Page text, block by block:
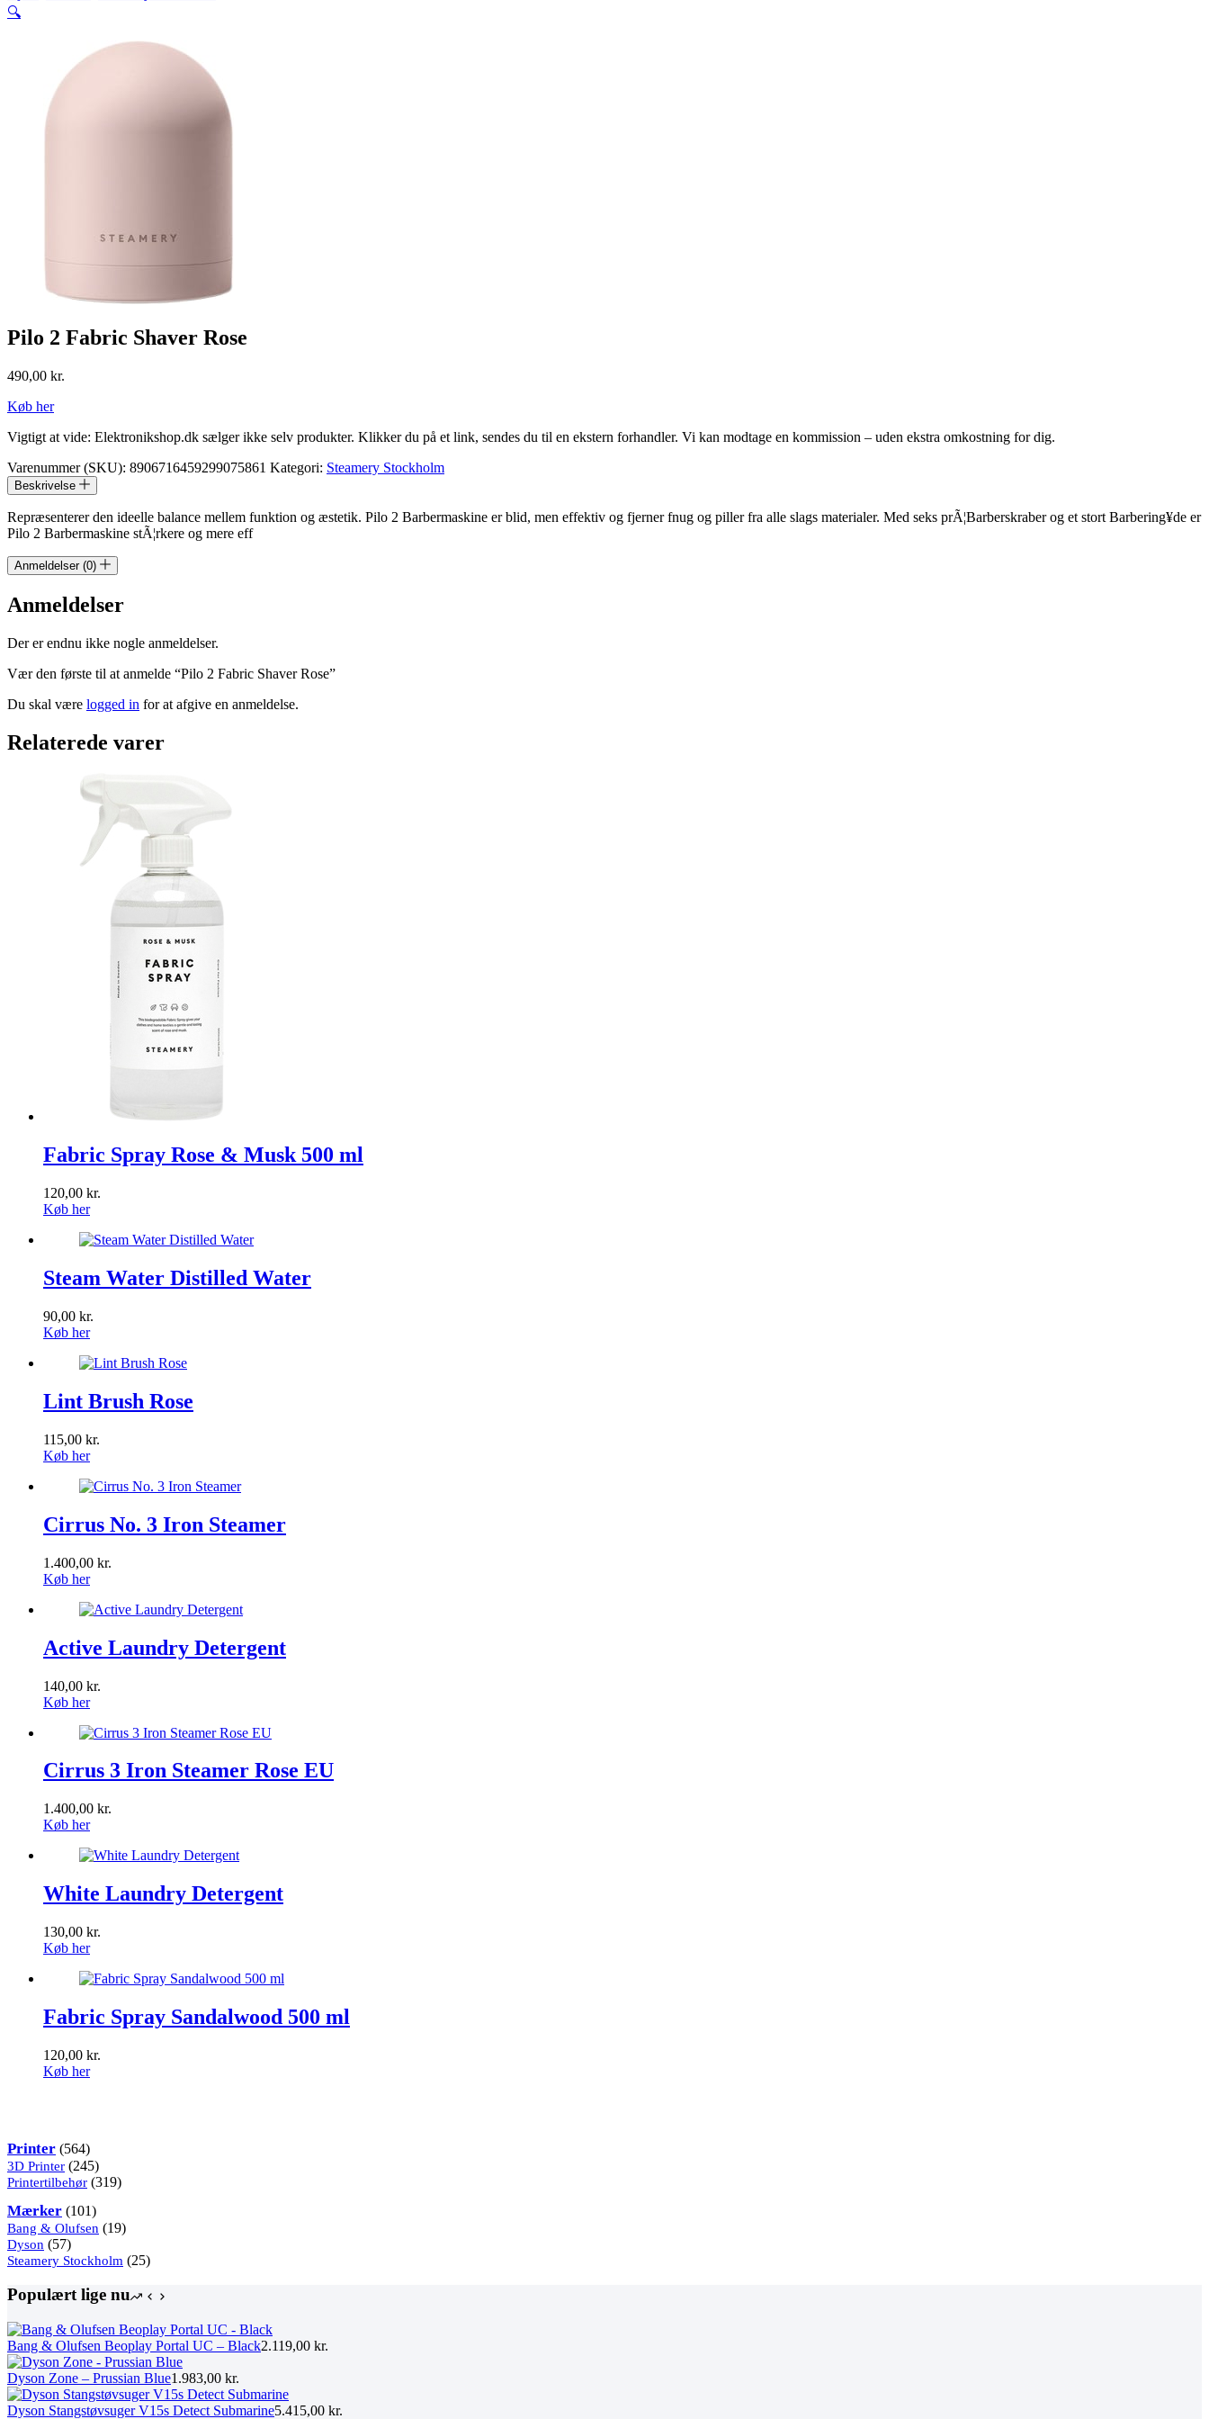
🔍
Pilo 2 Fabric Shaver Rose
490,00 kr.
Køb her
Vigtigt at vide: Elektronikshop.dk sælger ikke selv produkter. Klikker du på et link, sendes du til en ekstern forhandler. Vi kan modtage en kommission – uden ekstra omkostning for dig.
Varenummer (SKU): 8906716459299075861 Kategori: Steamery Stockholm
Beskrivelse
Repræsenterer den ideelle balance mellem funktion og æstetik. Pilo 2 Barbermaskine er blid, men effektiv og fjerner fnug og piller fra alle slags materialer. Med seks prÃ¦Barberskraber og et stort Barbering¥de er
Pilo 2 Barbermaskine stÃ¦rkere og mere eff
Anmeldelser (0)
Anmeldelser
Der er endnu ikke nogle anmeldelser.
Vær den første til at anmelde “Pilo 2 Fabric Shaver Rose”
Du skal være logged in for at afgive en anmeldelse.
Relaterede varer
Fabric Spray Rose & Musk 500 ml
120,00 kr.
Køb her
Steam Water Distilled Water
90,00 kr.
Køb her
Lint Brush Rose
115,00 kr.
Køb her
Cirrus No. 3 Iron Steamer
1.400,00 kr.
Køb her
Active Laundry Detergent
140,00 kr.
Køb her
Cirrus 3 Iron Steamer Rose EU
1.400,00 kr.
Køb her
White Laundry Detergent
130,00 kr.
Køb her
Fabric Spray Sandalwood 500 ml
120,00 kr.
Køb her
Printer 564564
varer
3D Printer 245245
varer
Printertilbehør 319319
Mærker 101101
varer
Bang & Olufsen 1919
Dyson 5757
varer
Steamery Stockholm 2525
Populært lige nu
Bang & Olufsen Beoplay Portal UC – Black2.119,00 kr.
Dyson Zone – Prussian Blue1.983,00 kr.
Dyson Stangstøvsuger V15s Detect Submarine5.415,00 kr.